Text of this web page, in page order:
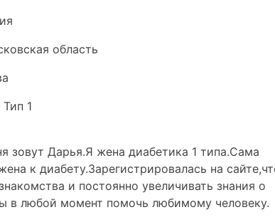
область
Тип 1
зовут Дарья.Я жена диабетика 1 типа.Сама
к диабету.Зарегистрировалась на
и постоянно увеличивать знания о
в любой момент помочь любимому человеку.